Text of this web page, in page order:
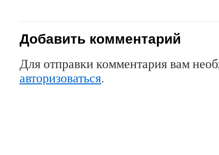
Добавить комментарий
Для отправки комментария вам
авторизоваться.